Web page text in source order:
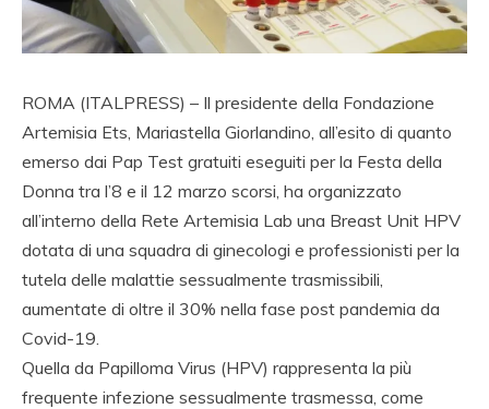
ROMA (ITALPRESS) – Il presidente della Fondazione
Artemisia Ets, Mariastella Giorlandino, all’esito di quanto
emerso dai Pap Test gratuiti eseguiti per la Festa della
Donna tra l’8 e il 12 marzo scorsi, ha organizzato
all’interno della Rete Artemisia Lab una Breast Unit HPV
dotata di una squadra di ginecologi e professionisti per la
tutela delle malattie sessualmente trasmissibili,
aumentate di oltre il 30% nella fase post pandemia da
Covid-19.
Quella da Papilloma Virus (HPV) rappresenta la più
frequente infezione sessualmente trasmessa, come